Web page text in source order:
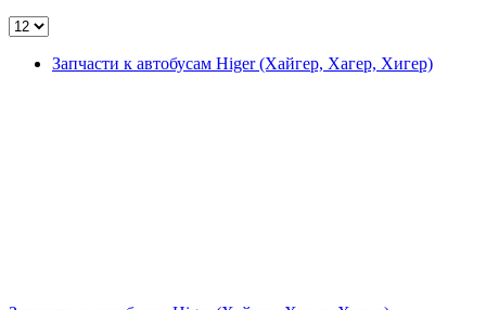
Запчасти к автобусам Higer (Хайгер, Хагер, Хигер)